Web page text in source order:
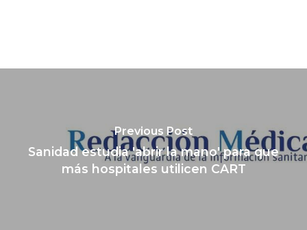
Previous Post
Sanidad estudia 'abrir la mano' para que
más hospitales utilicen CART